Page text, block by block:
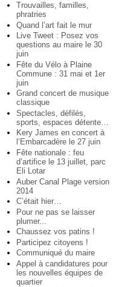
Trouvailles, familles,
phratries
Quand l’art fait le mur
Live Tweet : Posez vos
questions au maire le 30
juin
Fête du Vélo à Plaine
Commune : 31 mai et 1er
juin
Grand concert de musique
classique
Spectacles, défilés,
sports, espaces détente…
Kery James en concert à
l’Embarcadère le 27 juin
Fête nationale : feu
d’artifice le 13 juillet, parc
Eli Lotar
Auber Canal Plage version
2014
C’était hier…
Pour ne pas se laisser
plumer...
Chaussez vos patins !
Participez citoyens !
Communiqué du maire
Appel à candidatures pour
les nouvelles équipes de
quartier